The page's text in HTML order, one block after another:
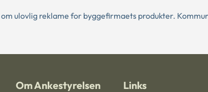
ulovlig reklame for byggefirmaets produkter.
Om Ankestyrelsen Links